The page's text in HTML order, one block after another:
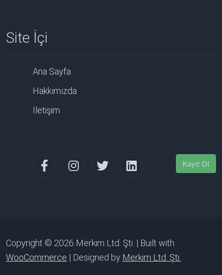
Site İçi
Ana Sayfa
Hakkımızda
İletişim
Kayıt Ol
Copyright © 2026 Merkim Ltd. Şti. | Built with
WooCommerce | Designed by Merkim Ltd. Şti.